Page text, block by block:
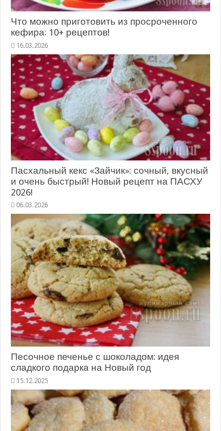
Что можно приготовить из просроченного
кефира: 10+ рецептов!
Пасхальный кекс «Зайчик»: сочный, вкусный
и очень быстрый! Новый рецепт на ПАСХУ
2026!
Песочное печенье с шоколадом: идея
сладкого подарка на Новый год